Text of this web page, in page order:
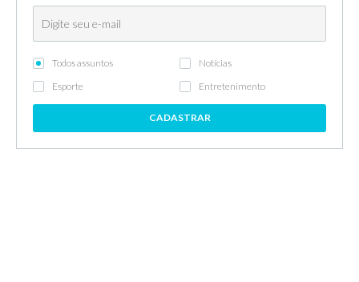
Todos assuntos
Notícias
Esporte
Entretenimento
CADASTRAR